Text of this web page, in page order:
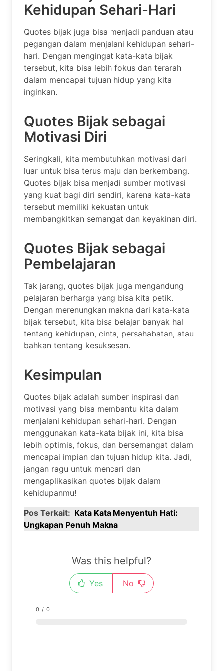
Kehidupan Sehari-Hari
Quotes bijak juga bisa menjadi panduan atau
pegangan dalam menjalani kehidupan sehari-
hari. Dengan mengingat kata-kata bijak
tersebut, kita bisa lebih fokus dan terarah
dalam mencapai tujuan hidup yang kita
inginkan.
Quotes Bijak sebagai
Motivasi Diri
Seringkali, kita membutuhkan motivasi dari
luar untuk bisa terus maju dan berkembang.
Quotes bijak bisa menjadi sumber motivasi
yang kuat bagi diri sendiri, karena kata-kata
tersebut memiliki kekuatan untuk
membangkitkan semangat dan keyakinan diri.
Quotes Bijak sebagai
Pembelajaran
Tak jarang, quotes bijak juga mengandung
pelajaran berharga yang bisa kita petik.
Dengan merenungkan makna dari kata-kata
bijak tersebut, kita bisa belajar banyak hal
tentang kehidupan, cinta, persahabatan, atau
bahkan tentang kesuksesan.
Kesimpulan
Quotes bijak adalah sumber inspirasi dan
motivasi yang bisa membantu kita dalam
menjalani kehidupan sehari-hari. Dengan
menggunakan kata-kata bijak ini, kita bisa
lebih optimis, fokus, dan bersemangat dalam
mencapai impian dan tujuan hidup kita. Jadi,
jangan ragu untuk mencari dan
mengaplikasikan quotes bijak dalam
kehidupanmu!
Pos Terkait: Kata Kata Menyentuh Hati:
Ungkapan Penuh Makna
Was this helpful?
Yes No
0 / 0